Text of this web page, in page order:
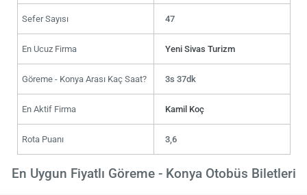
Sefer Sayısı 47
En Ucuz Firma Yeni Sivas Turizm
Göreme - Konya Arası Kaç Saat? 3s 37dk
En Aktif Firma Kamil Koç
Rota Puanı 3,6
En Uygun Fiyatlı Göreme - Konya Otobüs Biletleri